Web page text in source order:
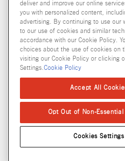
© McCormick & Company, Inc.
Politique de confidentialité
deliver and improve our online
you with personalized content,
advertising. By continuing to use our
to our use of cookies and similar
accordance with our Cookie Policy.
choices about the use of cookies on
visiting our Cookie Policy or clicking
Settings.Cookie Policy
Accept All
Opt Out of Non-Essential
Cookies Settings